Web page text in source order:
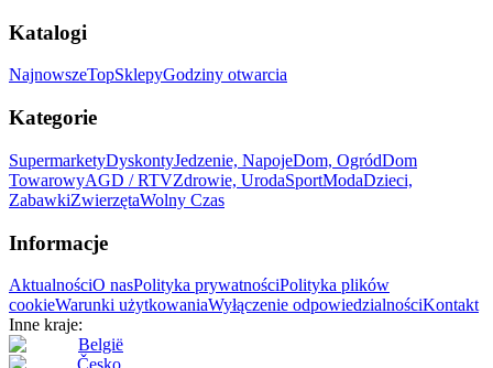
Katalogi
NajnowszeTopSklepyGodziny otwarcia
Kategorie
SupermarketyDyskontyJedzenie, NapojeDom, OgródDom
TowarowyAGD / RTVZdrowie, UrodaSportModaDzieci,
ZabawkiZwierzętaWolny Czas
Informacje
AktualnościO nasPolityka prywatnościPolityka plików
cookieWarunki użytkowaniaWyłączenie odpowiedzialnościKontakt
Inne kraje:
België